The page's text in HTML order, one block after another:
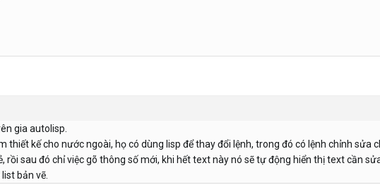
gia autolisp.
thiết kế cho nước ngoài, họ có dùng lisp để thay đổi lệnh, trong đó có lệnh chỉnh
rồi sau đó chỉ việc gõ thông số mới, khi hết text này nó sẽ tự động hiển thị text cần
bản vẽ.